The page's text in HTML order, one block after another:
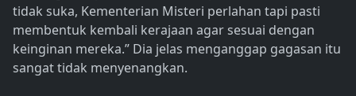
tidak suka, Kementerian Misteri perlahan tapi pasti
membentuk kembali kerajaan agar sesuai dengan
keinginan mereka.” Dia jelas menganggap gagasan itu
sangat tidak menyenangkan.